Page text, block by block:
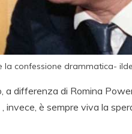
la confessione drammatica-
a differenza di Romina
, invece, è sempre viva la